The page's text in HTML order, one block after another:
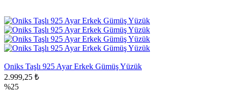
Oniks Taşlı 925 Ayar Erkek Gümüş Yüzük
2.999,25 ₺
%25